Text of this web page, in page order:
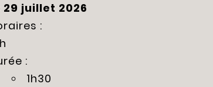
29 juillet 2026
:
:
1h30